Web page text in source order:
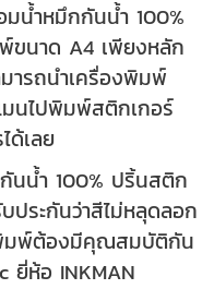
น้ำหมึกกันน้ำ 100%
นาด A4 เพียงหลัก
ารถนำเครื่องพิมพ์
นไปพิมพ์สติกเกอร์
ด้เลย
นน้ำ 100% ปริ้นสติก
บประกันว่าสีไม่หลุดลอก
มพ์ต้องมีคุณสมบัติกัน
ยี่ห้อ INKMAN